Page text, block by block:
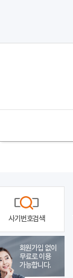
사기번호검색
회원가입 없이
무료로 이용
가능합니다.